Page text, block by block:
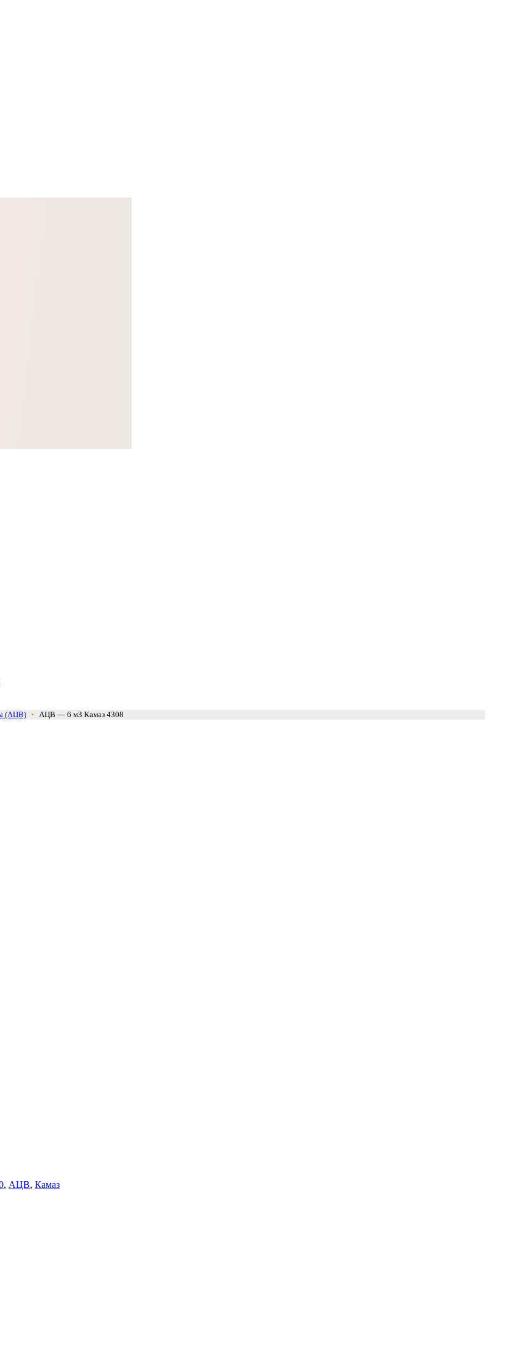
(АЦВ) • АЦВ — 6 м3 Камаз 4308
, АЦВ, Камаз